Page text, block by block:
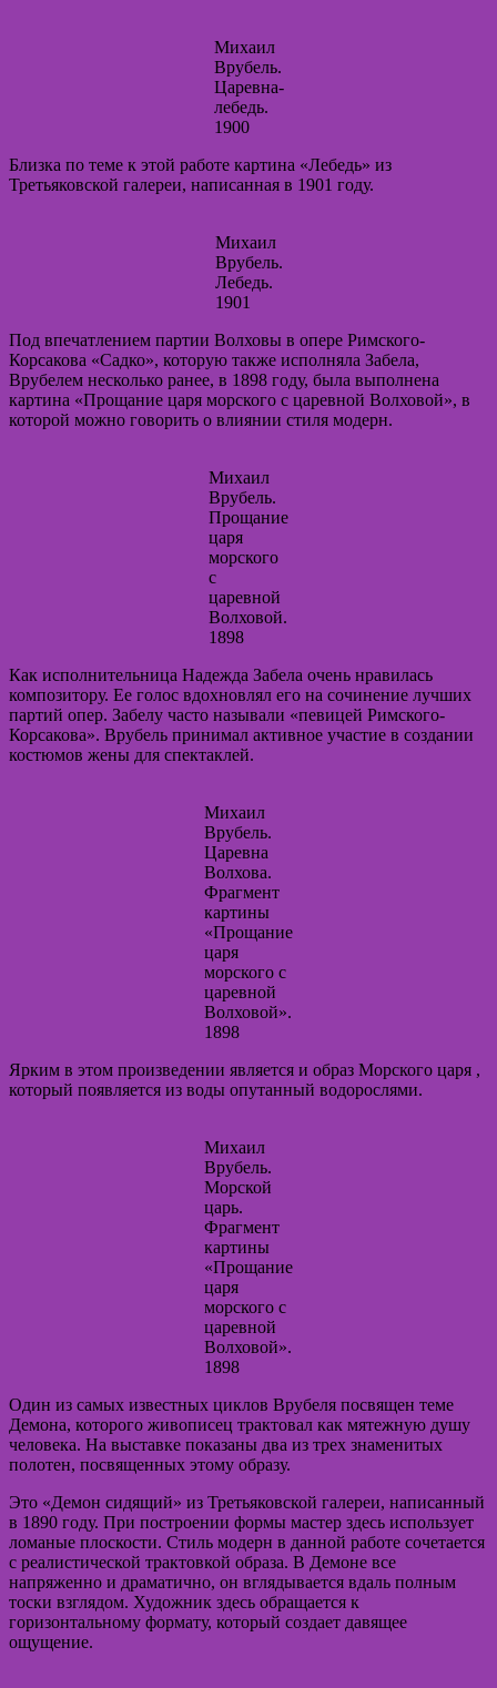
Михаил
Врубель.
Царевна-
лебедь.
1900
Близка по теме к этой работе картина «Лебедь» из
Третьяковской галереи, написанная в 1901 году.
Михаил
Врубель.
Лебедь.
1901
Под впечатлением партии Волховы в опере Римского-
Корсакова «Садко», которую также исполняла Забела,
Врубелем несколько ранее, в 1898 году, была выполнена
картина «Прощание царя морского с царевной Волховой», в
которой можно говорить о влиянии стиля модерн.
Михаил
Врубель.
Прощание
царя
морского
с
царевной
Волховой.
1898
Как исполнительница Надежда Забела очень нравилась
композитору. Ее голос вдохновлял его на сочинение лучших
партий опер. Забелу часто называли «певицей Римского-
Корсакова». Врубель принимал активное участие в создании
костюмов жены для спектаклей.
Михаил
Врубель.
Царевна
Волхова.
Фрагмент
картины
«Прощание
царя
морского с
царевной
Волховой».
1898
Ярким в этом произведении является и образ Морского царя ,
который появляется из воды опутанный водорослями.
Михаил
Врубель.
Морской
царь.
Фрагмент
картины
«Прощание
царя
морского с
царевной
Волховой».
1898
Один из самых известных циклов Врубеля посвящен теме
Демона, которого живописец трактовал как мятежную душу
человека. На выставке показаны два из трех знаменитых
полотен, посвященных этому образу.
Это «Демон сидящий» из Третьяковской галереи, написанный
в 1890 году. При построении формы мастер здесь использует
ломаные плоскости. Стиль модерн в данной работе сочетается
с реалистической трактовкой образа. В Демоне все
напряженно и драматично, он вглядывается вдаль полным
тоски взглядом. Художник здесь обращается к
горизонтальному формату, который создает давящее
ощущение.